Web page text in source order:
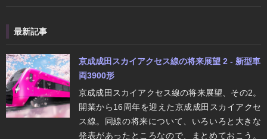
最新記事
京成成田スカイアクセス線の将来展望 2 - 新型車
両3900形
京成成田スカイアクセス線の将来展望、その2。
開業から16周年を迎えた京成成田スカイアクセ
ス線。同線の将来について、いろいろと大きな
発表があったところなので、まとめておこう。